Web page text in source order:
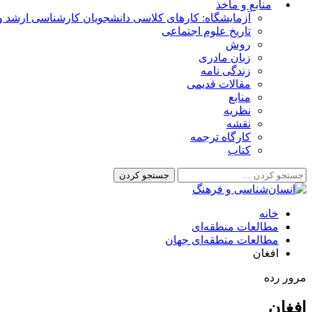
منابع و مأخذ
آزمایشگاه: کارهای کلاسی دانشجویان کارشناسی ارشد و
تاریخ علوم اجتماعی
روش
زبان مادری
زندگی نامه
مقالات قدیمی
منابع
نظریه
نقشه
کارگاه ترجمه
کتاب
خانه
مطالعات منطقه‌ای
مطالعات منطقه‌ای جهان
افغان
مرور رده
افغان